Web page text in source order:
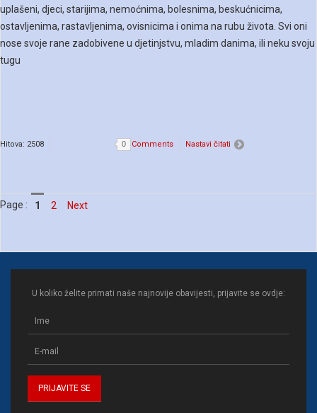
uplašeni, djeci, starijima, nemoćnima, bolesnima, beskućnicima,
ostavljenima, rastavljenima, ovisnicima i onima na rubu života. Svi oni
nose svoje rane zadobivene u djetinjstvu, mladim danima, ili neku svoju
tugu
Comments Nastavi čitati
Hitova: 2508 0
Page : 1 2 Next
U koliko želite primati naše najnovije obavijesti, prijavite se ovdje: